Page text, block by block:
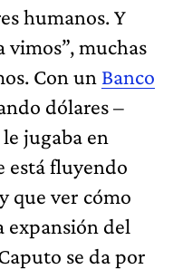
humanos. Y
vimos”, muchas
Con un Banco
dólares –
jugaba en
está fluyendo
que ver cómo
expansión del
se da por